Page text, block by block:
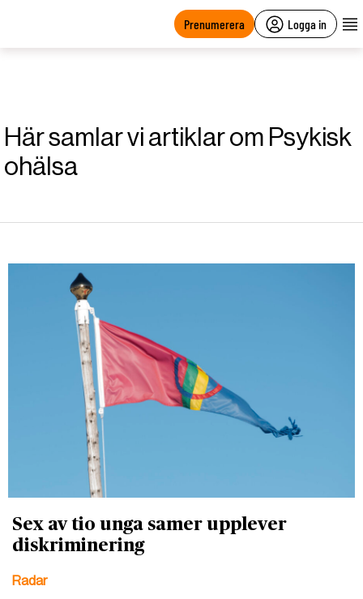
Prenumerera Logga in
Här samlar vi artiklar om Psykisk
ohälsa
Sex av tio unga samer upplever
diskriminering
Radar